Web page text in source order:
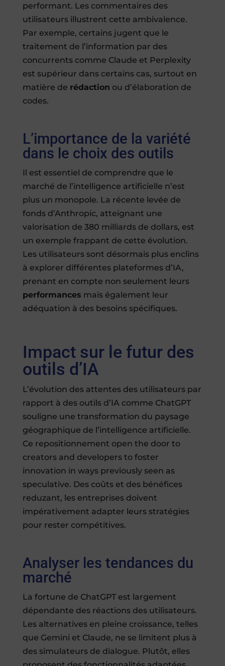
performant. Les commentaires des
utilisateurs illustrent cette ambivalence.
Par exemple, certains jugent que le
traitement de l’information par des
concurrents comme Claude et Perplexity
est supérieur dans certains cas, surtout en
matière de rédaction ou d’élaboration de
codes.
L’importance de la variété
dans le choix des outils
Il est essentiel de comprendre que le
marché de l’intelligence artificielle n’est
plus un monopole. La récente levée de
fonds d’Anthropic, atteignant une
valorisation de 380 milliards de dollars, est
un exemple frappant de cette évolution.
Les utilisateurs sont désormais plus enclins
à explorer différentes plateformes d’IA,
prenant en compte non seulement leurs
performances mais également leur
adéquation à des besoins spécifiques.
Impact sur le futur des
outils d’IA
L’évolution des attentes des utilisateurs par
rapport à des outils d’IA comme ChatGPT
souligne une transformation du paysage
géographique de l’intelligence artificielle.
Ce repositionnement open the door to
creators and developers to foster
innovation in ways previously seen as
speculative. Des coûts et des bénéfices
reduzant, les entreprises doivent
impérativement adapter leurs stratégies
pour rester compétitives.
Analyser les tendances du
marché
La fortune de ChatGPT est largement
dépendante des réactions des utilisateurs.
Les alternatives en pleine croissance, telles
que Gemini et Claude, ne se limitent plus à
des simulateurs de dialogue. Plutôt, elles